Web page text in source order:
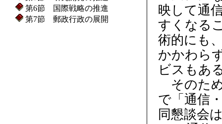
第6節 国際戦略の推進
第7節 郵政行政の展開
映して通
すくなる
術的にも
かかわら
ビスもあ
そのため
で「通信
同懇談会